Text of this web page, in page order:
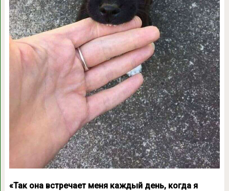
«Так она встречает меня каждый день, когда я